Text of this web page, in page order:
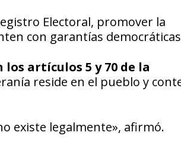
Electoral, promover la
con garantías
artículos 5 y 70 de la
reside en el pueblo y
existe legalmente», afirmó.